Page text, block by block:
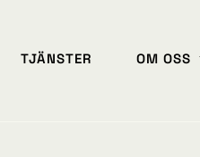
TJÄNSTER OM OSS